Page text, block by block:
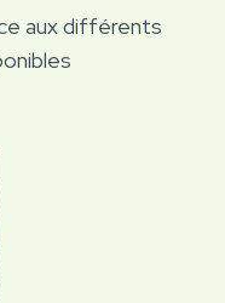
aux différents